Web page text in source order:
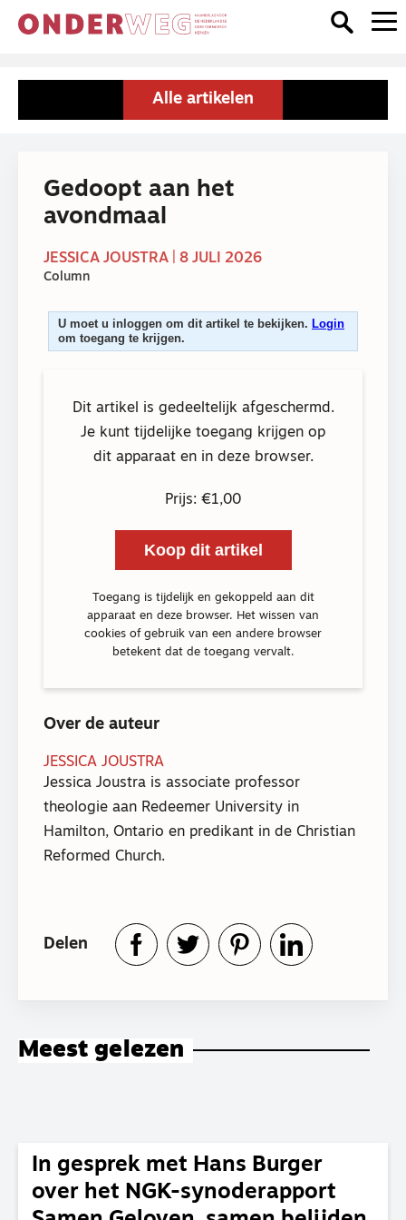
Alle artikelen
Gedoopt aan het
avondmaal
JESSICA JOUSTRA | 8 JULI 2026
Column
U moet u inloggen om dit artikel te bekijken. Login
om toegang te krijgen.
Dit artikel is gedeeltelijk afgeschermd.
Je kunt tijdelijke toegang krijgen op
dit apparaat en in deze browser.
Prijs: €1,00
Koop dit artikel
Toegang is tijdelijk en gekoppeld aan dit
apparaat en deze browser. Het wissen van
cookies of gebruik van een andere browser
betekent dat de toegang vervalt.
Over de auteur
JESSICA JOUSTRA
Jessica Joustra is associate professor
theologie aan Redeemer University in
Hamilton, Ontario en predikant in de Christian
Reformed Church.
Delen
Meest gelezen
In gesprek met Hans Burger
over het NGK-synoderapport